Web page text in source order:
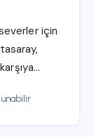
için